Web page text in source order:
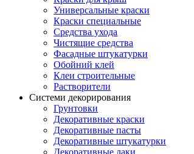
Универсальные краски
Краски специальные
Средства ухода
Чистящие средства
Фасадные штукатурки
Обойний клей
Клеи строительные
Растворители
Системи декорирования
Грунтовки
Декоративные краски
Декоративные пасты
Декоративные штукатурки
Декоративные лаки